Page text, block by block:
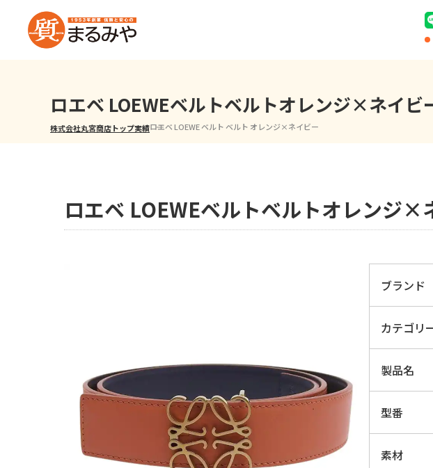
ロエベ LOEWEベルトベルトオレンジ×ネイビ
株式会社丸宮商店トップ⁩実績ロエベ LOEWE ベルト ベルト オレンジ×ネイビー
ロエベ LOEWEベルトベルトオレンジ×
ブランド
カテゴリ
製品名
型番
素材